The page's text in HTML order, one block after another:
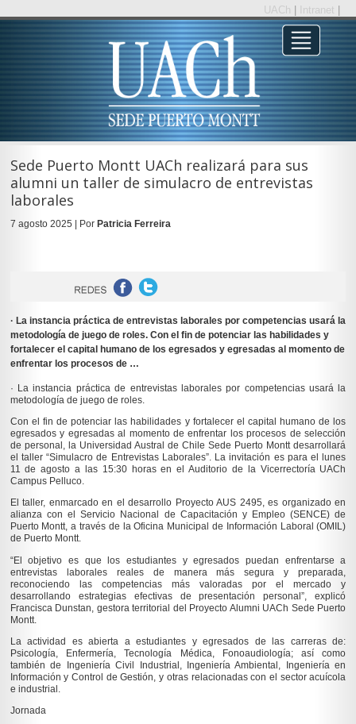
UACh Intranet
Sede Puerto Montt UACh realizará para sus
alumni un taller de simulacro de entrevistas
laborales
7 agosto 2025 | Por Patricia Ferreira
· La instancia práctica de entrevistas laborales por competencias usará la
metodología de juego de roles. Con el fin de potenciar las habilidades y
fortalecer el capital humano de los egresados y egresadas al momento de
enfrentar los procesos de …
· La instancia práctica de entrevistas laborales por competencias usará la
metodología de juego de roles.
Con el fin de potenciar las habilidades y fortalecer el capital humano de los
egresados y egresadas al momento de enfrentar los procesos de selección
de personal, la Universidad Austral de Chile Sede Puerto Montt desarrollará
el taller “Simulacro de Entrevistas Laborales”. La invitación es para el lunes
11 de agosto a las 15:30 horas en el Auditorio de la Vicerrectoría UACh
Campus Pelluco.
El taller, enmarcado en el desarrollo Proyecto AUS 2495, es organizado en
alianza con el Servicio Nacional de Capacitación y Empleo (SENCE) de
Puerto Montt, a través de la Oficina Municipal de Información Laboral (OMIL)
de Puerto Montt.
“El objetivo es que los estudiantes y egresados puedan enfrentarse a
entrevistas laborales reales de manera más segura y preparada,
reconociendo las competencias más valoradas por el mercado y
desarrollando estrategias efectivas de presentación personal”, explicó
Francisca Dunstan, gestora territorial del Proyecto Alumni UACh Sede Puerto
Montt.
La actividad es abierta a estudiantes y egresados de las carreras de:
Psicología, Enfermería, Tecnología Médica, Fonoaudiología; así como
también de Ingeniería Civil Industrial, Ingeniería Ambiental, Ingeniería en
Información y Control de Gestión, y otras relacionadas con el sector acuícola
e industrial.
Jornada